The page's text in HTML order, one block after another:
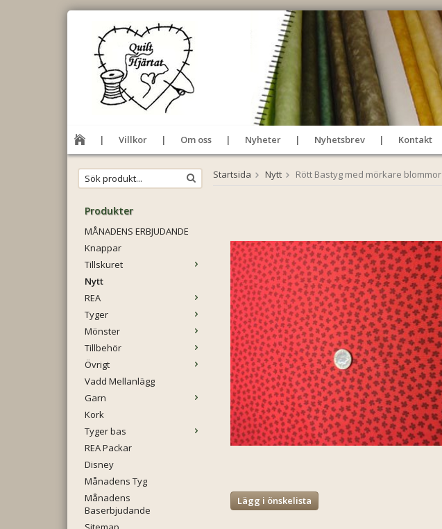
Villkor
Om oss Nyheter Nyhetsbrev Kontakt
Produkter
MÅNADENS ERBJUDANDE
Knappar
Tillskuret
Nytt
REA
Tyger
Mönster
Tillbehör
Övrigt
Vadd Mellanlägg
Garn
Kork
Tyger bas
REA Packar
Disney
Månadens Tyg
Månadens
Baserbjudande
Startsida Nytt Rött Bastyg med mörkare blommor
Lägg i önskelista